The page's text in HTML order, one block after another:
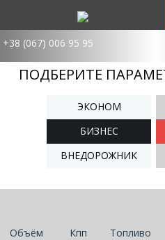
+38 (067) 006 95 95
ПОДБЕРИТЕ
ЭКОНОМ
БИЗНЕС
ВНЕДОРОЖНИК
Объём Кпп Топливо